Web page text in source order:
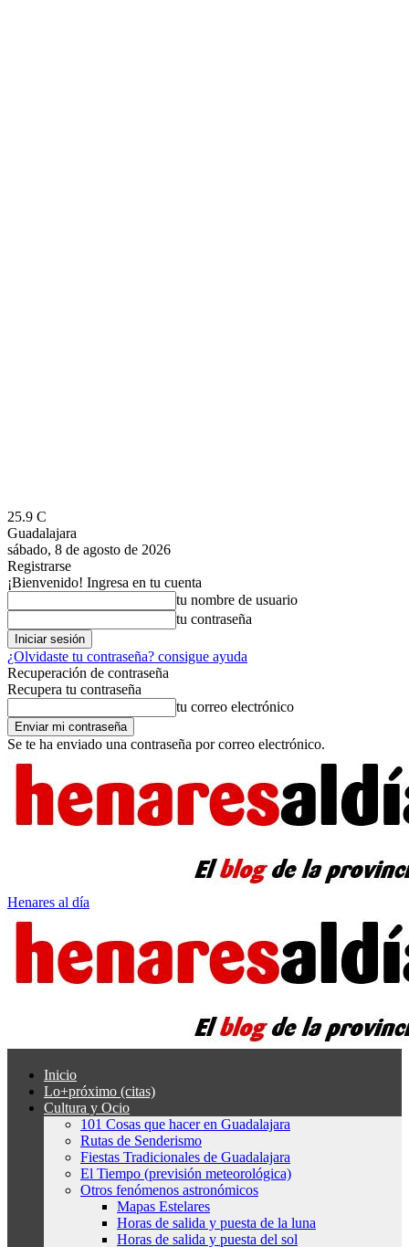
25.9 C
Guadalajara
sábado, 8 de agosto de 2026
Registrarse
¡Bienvenido! Ingresa en tu cuenta
tu nombre de usuario
tu contraseña
¿Olvidaste tu contraseña? consigue ayuda
Recuperación de contraseña
Recupera tu contraseña
tu correo electrónico
Se te ha enviado una contraseña por correo electrónico.
Henares al día
Inicio
Lo+próximo (citas)
Cultura y Ocio
101 Cosas que hacer en Guadalajara
Rutas de Senderismo
Fiestas Tradicionales de Guadalajara
El Tiempo (previsión meteorológica)
Otros fenómenos astronómicos
Mapas Estelares
Horas de salida y puesta de la luna
Horas de salida y puesta del sol